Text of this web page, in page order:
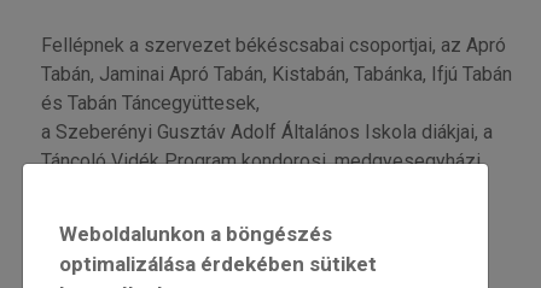
Fellépnek a szervezet békéscsabai csoportjai, az Apró
Tabán, Jaminai Apró Tabán, Kistabán, Tabánka, Ifjú Tabán
és Tabán Táncegyüttesek,
a Szeberényi Gusztáv Adolf Általános Iskola diákjai, a
Táncoló Vidék Program kondorosi, medgyesegyházi,
Kísér a Bakos Zenekar.
Weboldalunkon a böngészés
optimalizálása érdekében sütiket